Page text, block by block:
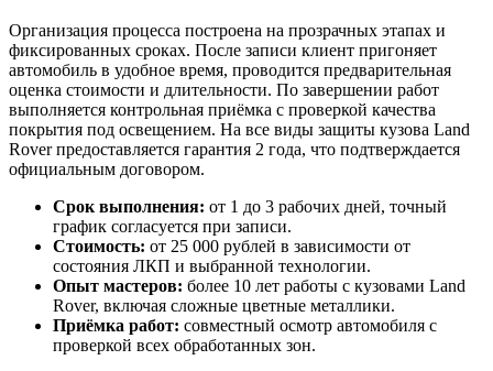
Организация процесса построена на прозрачных этапах и
фиксированных сроках. После записи клиент пригоняет
автомобиль в удобное время, проводится предварительная
оценка стоимости и длительности. По завершении работ
выполняется контрольная приёмка с проверкой качества
покрытия под освещением. На все виды защиты кузова Land
Rover предоставляется гарантия 2 года, что подтверждается
официальным договором.
Срок выполнения: от 1 до 3 рабочих дней, точный
график согласуется при записи.
Стоимость: от 25 000 рублей в зависимости от
состояния ЛКП и выбранной технологии.
Опыт мастеров: более 10 лет работы с кузовами Land
Rover, включая сложные цветные металлики.
Приёмка работ: совместный осмотр автомобиля с
проверкой всех обработанных зон.